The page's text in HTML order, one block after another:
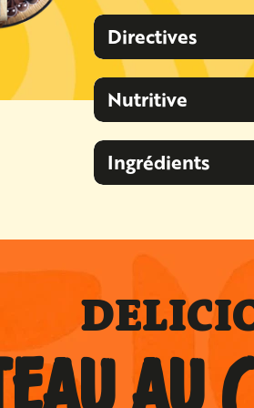
Directives
Nutritive
Ingrédients
AU